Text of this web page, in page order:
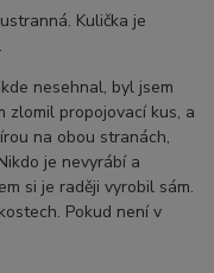
Kulička je
nesehnal, byl jsem
zlomil propojovací kus, a
na obou stranách,
je nevyrábí a
si je raději vyrobil sám.
Pokud není v